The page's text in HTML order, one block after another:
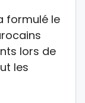
formulé le
lors de
les